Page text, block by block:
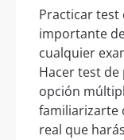
Practicar test
importante
cualquier
Hacer test
opción
familiarizarte
real que